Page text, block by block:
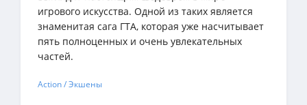
игрового искусства. Одной из таких является
знаменитая сага ГТА, которая уже насчитывает
пять полноценных и очень увлекательных
частей.
Action / Экшены